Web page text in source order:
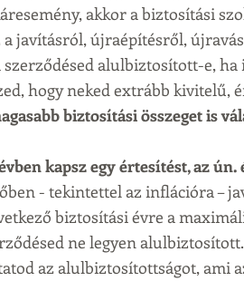
akkor a biztosítási
javításról, újraépítésről,
alulbiztosított-e,
hogy neked extrább kivitelű,
biztosítási összeget is
kapsz egy értesítést, az
- tekintettel az inflációra –
biztosítási évre a
ne legyen
az alulbiztosítottságot, ami